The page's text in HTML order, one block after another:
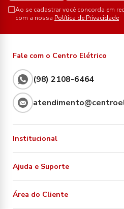
Ao se cadastrar você concorda em
com a nossa Política de Privacidade
Fale com o Centro Elétrico
(98) 2108-6464
Institucional
Ajuda e Suporte
Área do Cliente